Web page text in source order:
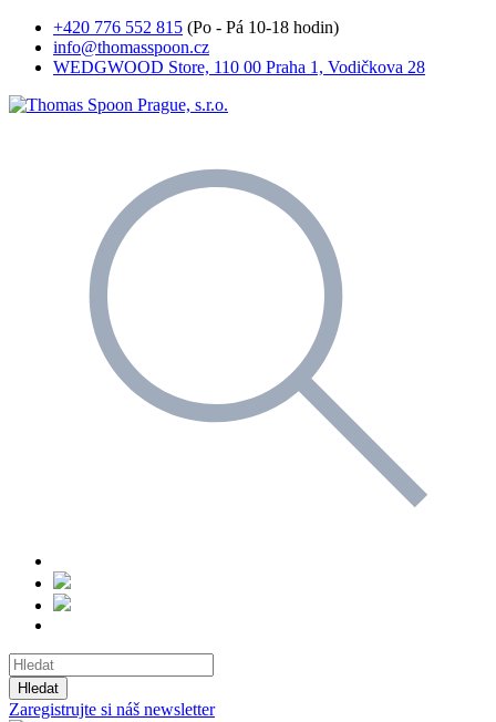
+420 776 552 815 (Po - Pá 10-18 hodin)
info@thomasspoon.cz
WEDGWOOD Store, 110 00 Praha 1, Vodičkova 28
Hledat
Zaregistrujte si náš newsletter